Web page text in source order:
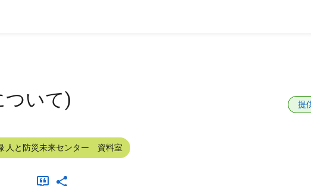
ついて) 提
:人と防災未来センター 資料室